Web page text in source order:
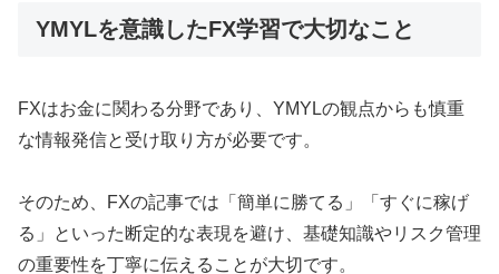
YMYLを意識したFX学習で大切なこと
FXはお金に関わる分野であり、YMYLの観点からも慎重
な情報発信と受け取り方が必要です。
そのため、FXの記事では「簡単に勝てる」「すぐに稼げ
る」といった断定的な表現を避け、基礎知識やリスク管理
の重要性を丁寧に伝えることが大切です。